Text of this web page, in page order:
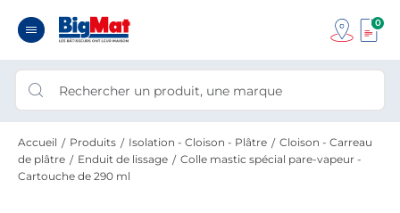
0
Accueil Produits Isolation - Cloison - Plâtre
Cloison - Carreau
de plâtre
Enduit de lissage
Colle mastic spécial pare-vapeur -
Cartouche de 290 ml